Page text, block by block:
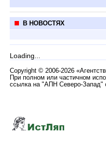
В НОВОСТЯХ
Loading...
Copyright © 2006-2026
При полном или частичном
ссылка на "АПН Северо-Запад"